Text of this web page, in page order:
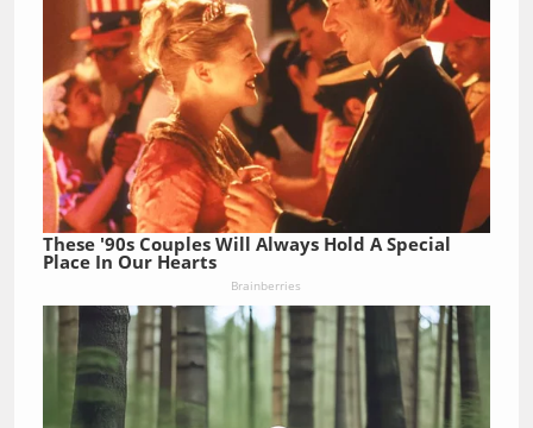
These '90s Couples Will Always Hold A Special
Place In Our Hearts
Brainberries